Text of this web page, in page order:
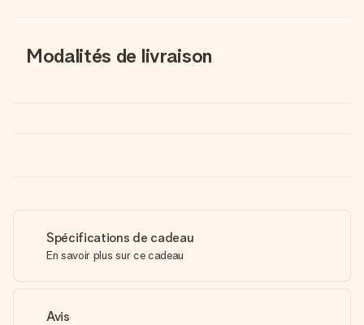
Modalités de livraison
Spécifications de cadeau
En savoir plus sur ce cadeau
Avis